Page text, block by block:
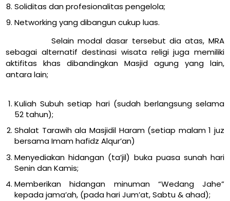
Soliditas dan profesionalitas pengelola;
Networking yang dibangun cukup luas.
Selain modal dasar tersebut dia atas, MRA
sebagai alternatif destinasi wisata religi juga memiliki
aktifitas khas dibandingkan Masjid agung yang lain,
antara lain;
Kuliah Subuh setiap hari (sudah berlangsung selama
52 tahun);
Shalat Tarawih ala Masjidil Haram (setiap malam 1 juz
bersama Imam hafidz Alqur’an)
Menyediakan hidangan (ta’jil) buka puasa sunah hari
Senin dan Kamis;
Memberikan hidangan minuman “Wedang Jahe”
kepada jama’ah, (pada hari Jum’at, Sabtu & ahad);